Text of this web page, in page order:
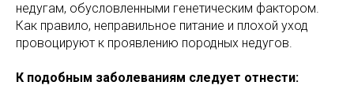
недугам, обусловленными генетическим фактором.
Как правило, неправильное питание и плохой уход
провоцируют к проявлению породных недугов.
К подобным заболеваниям следует отнести: